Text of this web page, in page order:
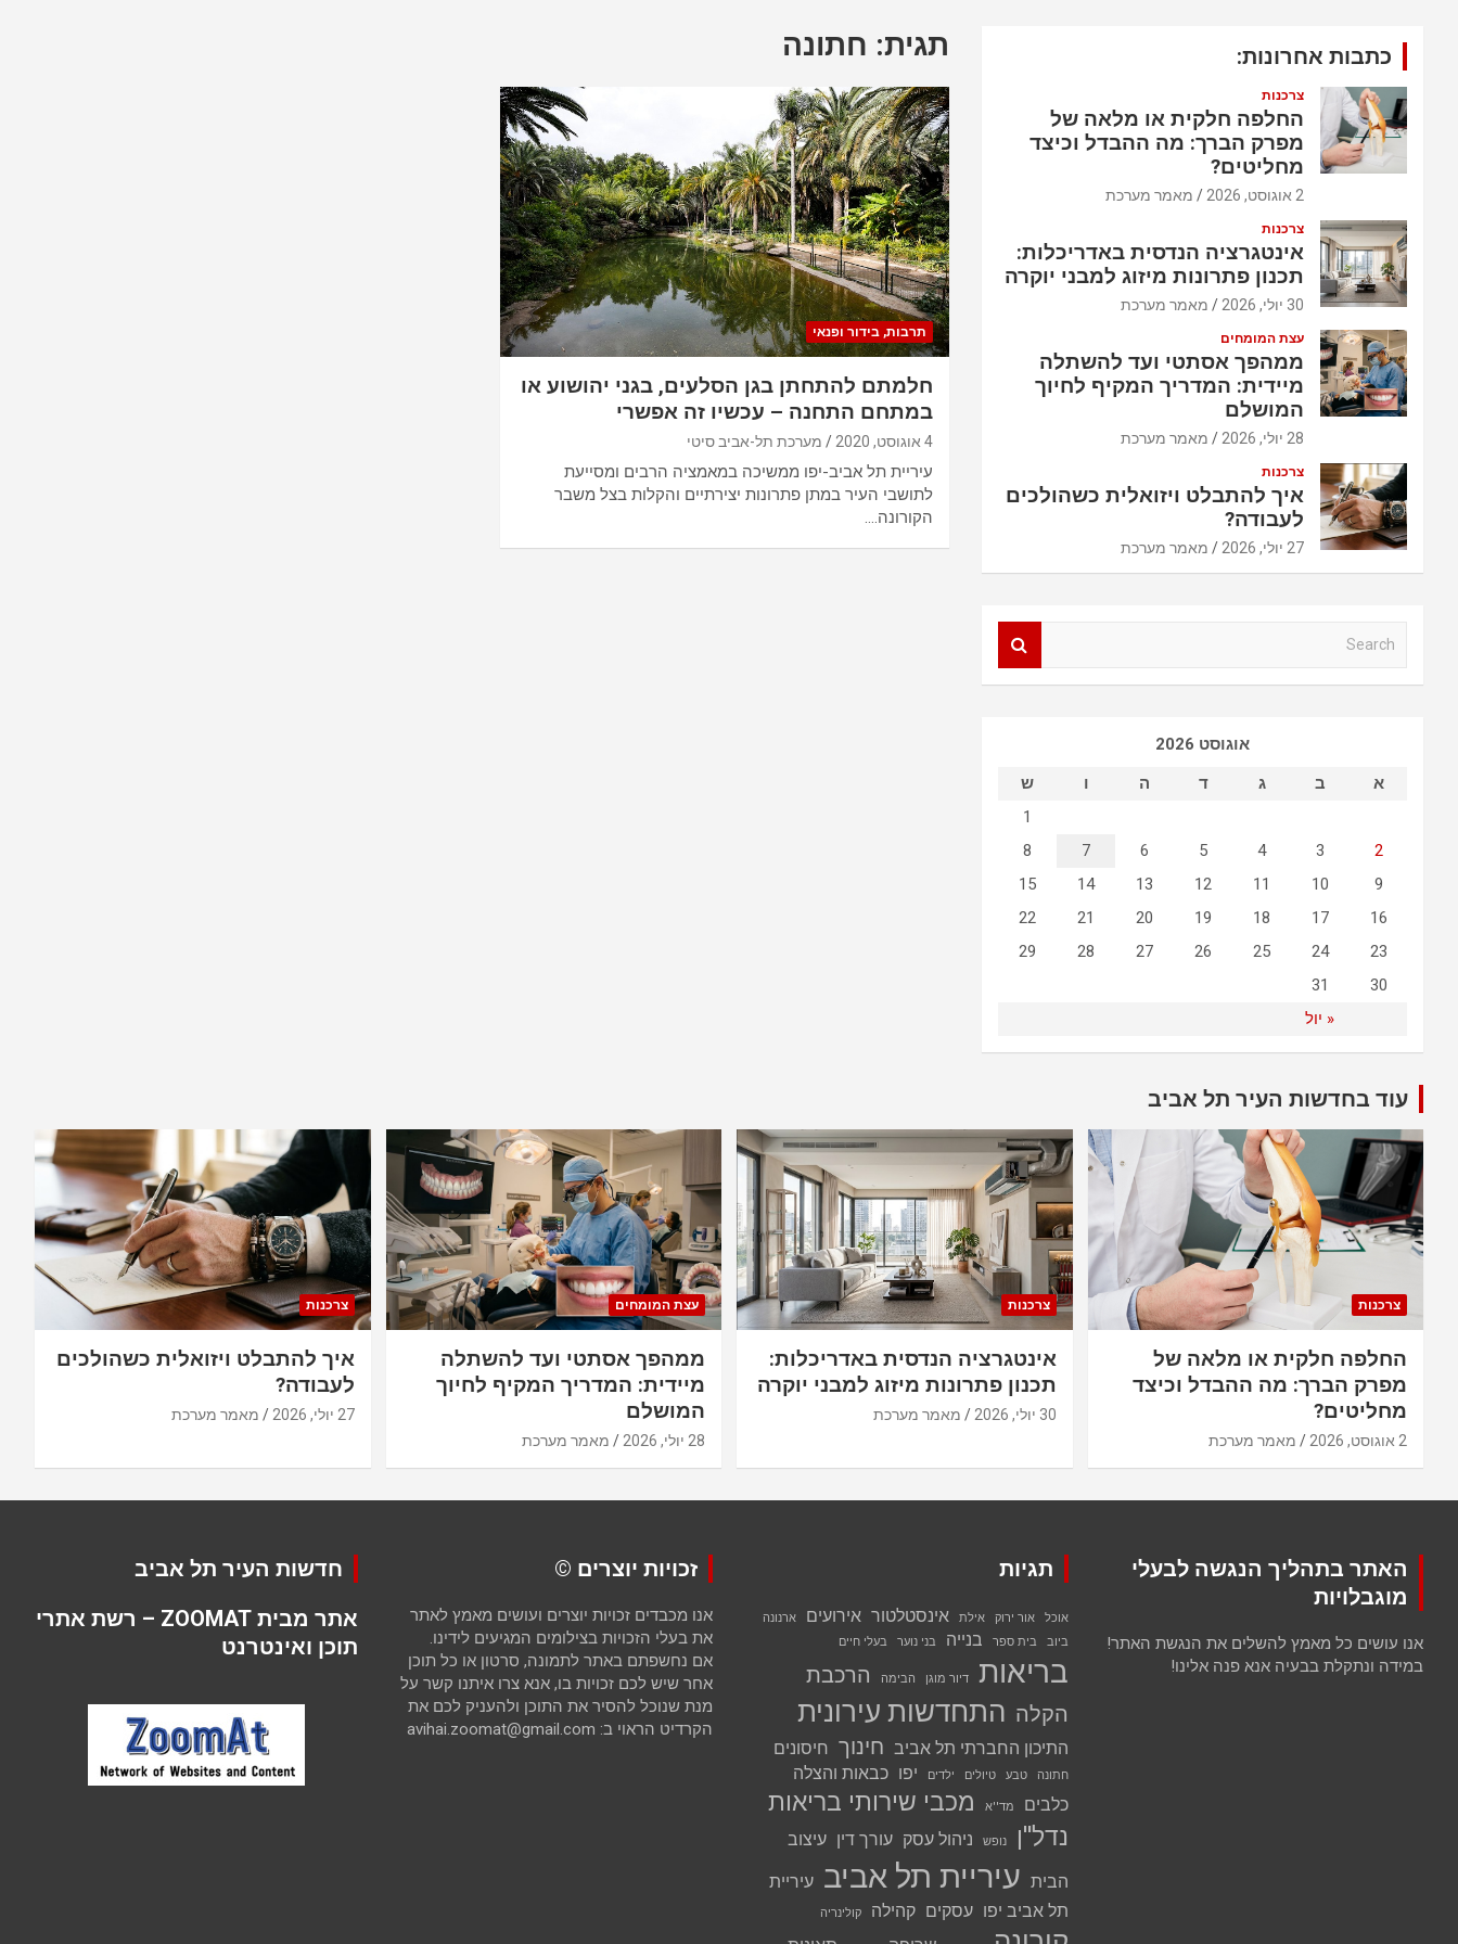
תגית: חתונה
תרבות, בידור ופנאי
חלמתם להתחתן בגן הסלעים, בגני יהושוע או
במתחם התחנה – עכשיו זה אפשרי
4 אוגוסט, 2020 מערכת תל-אביב סיטי
עיריית תל אביב-יפו ממשיכה במאמציה הרבים ומסייעת
לתושבי העיר במתן פתרונות יצירתיים והקלות בצל משבר
הקורונה.…
כתבות אחרונות:
צרכנות
החלפה חלקית או מלאה של
מפרק הברך: מה ההבדל וכיצד
מחליטים?
2 אוגוסט, 2026 מאמר מערכת
צרכנות
אינטגרציה הנדסית באדריכלות:
תכנון פתרונות מיזוג למבני יוקרה
30 יולי, 2026 מאמר מערכת
עצת המומחים
ממהפך אסתטי ועד להשתלה
מיידית: המדריך המקיף לחיוך
המושלם
28 יולי, 2026 מאמר מערכת
צרכנות
איך להתבלט ויזואלית כשהולכים
לעבודה?
27 יולי, 2026 מאמר מערכת
אוגוסט 2026
א
ב ג ד ה ו ש
« יול
1
2
3
4
5
6
7
8
9
10
11
12
13
14
15
16
17
18
19
20
21
22
23
24
25
26
27
28
29
30
31
עוד בחדשות העיר תל אביב
צרכנות
החלפה חלקית או מלאה של
מפרק הברך: מה ההבדל וכיצד
מחליטים?
2 אוגוסט, 2026 מאמר מערכת
צרכנות
אינטגרציה הנדסית באדריכלות:
תכנון פתרונות מיזוג למבני יוקרה
30 יולי, 2026 מאמר מערכת
עצת המומחים
ממהפך אסתטי ועד להשתלה
מיידית: המדריך המקיף לחיוך
המושלם
28 יולי, 2026 מאמר מערכת
צרכנות
איך להתבלט ויזואלית כשהולכים
לעבודה?
27 יולי, 2026 מאמר מערכת
האתר בתהליך הנגשה לבעלי
מוגבלויות
אנו עושים כל מאמץ להשלים את הנגשת האתר!
במידה ונתקלת בבעיה אנא פנה אלינו!
תגיות
אוכל אור ירוק אילת אינסטלטור אירועים
ארנונה
ביוב
בית ספר בנייה בני נוער בעלי חיים
בריאות דיור מוגן הבימה
הרכבת
הקלה התחדשות עירונית
התיכון החברתי תל אביב חינוך חיסונים
חתונה טבע טיולים ילדים יפו כבאות והצלה
כלבים
מד''א
מכבי שירותי בריאות
נדל''ן
נופש ניהול עסק עורך דין עיצוב
הבית עיריית תל אביב עיריית
תל אביב יפו עסקים קהילה קולינריה
זכויות יוצרים ©
אנו מכבדים זכויות יוצרים ועושים מאמץ לאתר
את בעלי הזכויות בצילומים המגיעים לידינו.
אם נחשפתם באתר לתמונה, סרטון או כל תוכן
אחר שיש לכם זכויות בו, אנא צרו איתנו קשר על
מנת שנוכל להסיר את התוכן ולהעניק לכם את
הקרדיט הראוי ב: avihai.zoomat@gmail.com
חדשות העיר תל אביב
אתר מבית ZOOMAT – רשת אתרי
תוכן ואינטרנט